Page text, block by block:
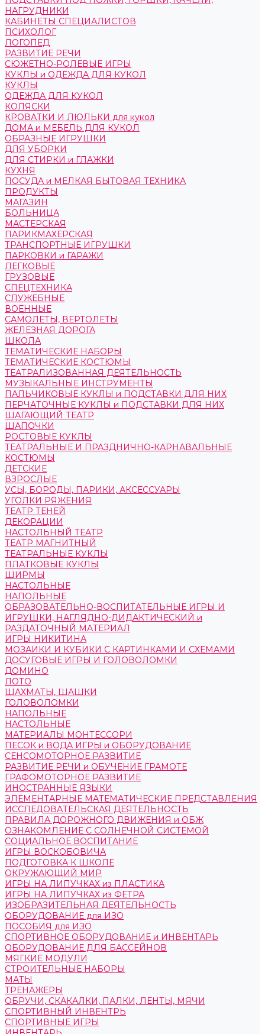
НАГРУДНИКИ
КАБИНЕТЫ СПЕЦИАЛИСТОВ
ПСИХОЛОГ
ЛОГОПЕД
РАЗВИТИЕ РЕЧИ
СЮЖЕТНО-РОЛЕВЫЕ ИГРЫ
КУКЛЫ и ОДЕЖДА ДЛЯ КУКОЛ
КУКЛЫ
ОДЕЖДА ДЛЯ КУКОЛ
КОЛЯСКИ
КРОВАТКИ И ЛЮЛЬКИ для кукол
ДОМА и МЕБЕЛЬ ДЛЯ КУКОЛ
ОБРАЗНЫЕ ИГРУШКИ
ДЛЯ УБОРКИ
ДЛЯ СТИРКИ и ГЛАЖКИ
КУХНЯ
ПОСУДА и МЕЛКАЯ БЫТОВАЯ ТЕХНИКА
ПРОДУКТЫ
МАГАЗИН
БОЛЬНИЦА
МАСТЕРСКАЯ
ПАРИКМАХЕРСКАЯ
ТРАНСПОРТНЫЕ ИГРУШКИ
ПАРКОВКИ и ГАРАЖИ
ЛЕГКОВЫЕ
ГРУЗОВЫЕ
СПЕЦТЕХНИКА
СЛУЖЕБНЫЕ
ВОЕННЫЕ
САМОЛЕТЫ, ВЕРТОЛЕТЫ
ЖЕЛЕЗНАЯ ДОРОГА
ШКОЛА
ТЕМАТИЧЕСКИЕ НАБОРЫ
ТЕМАТИЧЕСКИЕ КОСТЮМЫ
ТЕАТРАЛИЗОВАННАЯ ДЕЯТЕЛЬНОСТЬ
МУЗЫКАЛЬНЫЕ ИНСТРУМЕНТЫ
ПАЛЬЧИКОВЫЕ КУКЛЫ и ПОДСТАВКИ ДЛЯ НИХ
ПЕРЧАТОЧНЫЕ КУКЛЫ и ПОДСТАВКИ ДЛЯ НИХ
ШАГАЮЩИЙ ТЕАТР
ШАПОЧКИ
РОСТОВЫЕ КУКЛЫ
ТЕАТРАЛЬНЫЕ И ПРАЗДНИЧНО-КАРНАВАЛЬНЫЕ
КОСТЮМЫ
ДЕТСКИЕ
ВЗРОСЛЫЕ
УСЫ, БОРОДЫ, ПАРИКИ, АКСЕССУАРЫ
УГОЛКИ РЯЖЕНИЯ
ТЕАТР ТЕНЕЙ
ДЕКОРАЦИИ
НАСТОЛЬНЫЙ ТЕАТР
ТЕАТР МАГНИТНЫЙ
ТЕАТРАЛЬНЫЕ КУКЛЫ
ПЛАТКОВЫЕ КУКЛЫ
ШИРМЫ
НАСТОЛЬНЫЕ
НАПОЛЬНЫЕ
ОБРАЗОВАТЕЛЬНО-ВОСПИТАТЕЛЬНЫЕ ИГРЫ И
ИГРУШКИ, НАГЛЯДНО-ДИДАКТИЧЕСКИЙ и
РАЗДАТОЧНЫЙ МАТЕРИАЛ
ИГРЫ НИКИТИНА
МОЗАИКИ И КУБИКИ С КАРТИНКАМИ И СХЕМАМИ
ДОСУГОВЫЕ ИГРЫ И ГОЛОВОЛОМКИ
ДОМИНО
ЛОТО
ШАХМАТЫ, ШАШКИ
ГОЛОВОЛОМКИ
НАПОЛЬНЫЕ
НАСТОЛЬНЫЕ
МАТЕРИАЛЫ МОНТЕССОРИ
ПЕСОК и ВОДА ИГРЫ и ОБОРУДОВАНИЕ
СЕНСОМОТОРНОЕ РАЗВИТИЕ
РАЗВИТИЕ РЕЧИ и ОБУЧЕНИЕ ГРАМОТЕ
ГРАФОМОТОРНОЕ РАЗВИТИЕ
ИНОСТРАННЫЕ ЯЗЫКИ
ЭЛЕМЕНТАРНЫЕ МАТЕМАТИЧЕСКИЕ ПРЕДСТАВЛЕНИЯ
ИССЛЕДОВАТЕЛЬСКАЯ ДЕЯТЕЛЬНОСТЬ
ПРАВИЛА ДОРОЖНОГО ДВИЖЕНИЯ и ОБЖ
ОЗНАКОМЛЕНИЕ С СОЛНЕЧНОЙ СИСТЕМОЙ
СОЦИАЛЬНОЕ ВОСПИТАНИЕ
ИГРЫ ВОСКОБОВИЧА
ПОДГОТОВКА К ШКОЛЕ
ОКРУЖАЮЩИЙ МИР
ИГРЫ НА ЛИПУЧКАХ из ПЛАСТИКА
ИГРЫ НА ЛИПУЧКАХ из ФЕТРА
ИЗОБРАЗИТЕЛЬНАЯ ДЕЯТЕЛЬНОСТЬ
ОБОРУДОВАНИЕ для ИЗО
ПОСОБИЯ для ИЗО
СПОРТИВНОЕ ОБОРУДОВАНИЕ и ИНВЕНТАРЬ
ОБОРУДОВАНИЕ ДЛЯ БАССЕЙНОВ
МЯГКИЕ МОДУЛИ
СТРОИТЕЛЬНЫЕ НАБОРЫ
МАТЫ
ТРЕНАЖЕРЫ
ОБРУЧИ, СКАКАЛКИ, ПАЛКИ, ЛЕНТЫ, МЯЧИ
СПОРТИВНЫЙ ИНВЕНТРЬ
СПОРТИВНЫЕ ИГРЫ